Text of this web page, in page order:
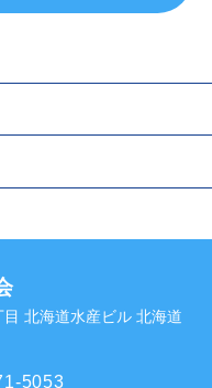
北海道水産ビル 北海道
5053